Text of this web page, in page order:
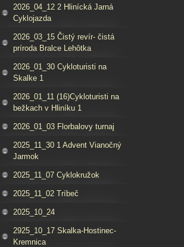
2026_04_12 2 Hlinícká Jarná
Cyklojazda
2026_03_15 Čistý revír- čistá
príroda Bralce Lehôtka
2026_01_30 Cykloturisti na
Skalke 1
2026_01_11 (16)Cykloturisti na
bežkach v Hliníku 1
2026_01_03 Florbalovy turnaj
2025_11_30 1 Advent Vianočný
Jarmok
2025_11_07 Cyklokružok
2025_11_02 Tríbeč
2025_10_24
2925_10_17 Skalka-Hostinec-
Kremnica